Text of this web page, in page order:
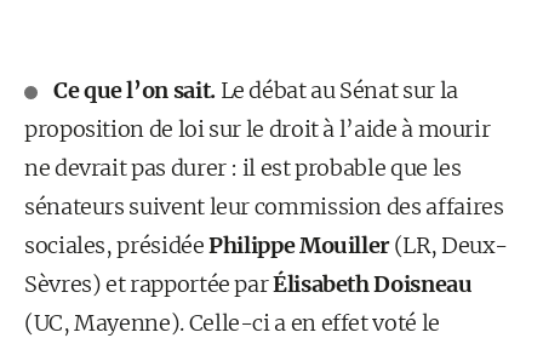
Ce que l’on sait. Le débat au Sénat sur la
proposition de loi sur le droit à l’aide à mourir
ne devrait pas durer : il est probable que les
sénateurs suivent leur commission des affaires
sociales, présidéePhilippe Mouiller(LR, Deux-
Sèvres) et rapportée parÉlisabeth Doisneau
(UC, Mayenne). Celle-ci a en effet voté le